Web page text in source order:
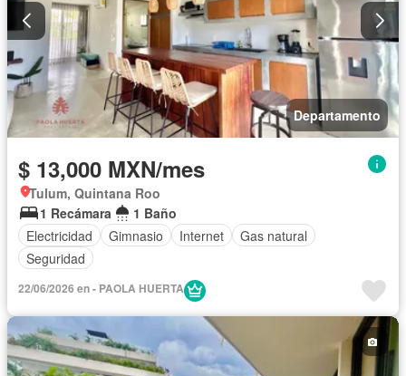
Departamento
$ 13,000 MXN/mes
Tulum, Quintana Roo
1 Recámara
1 Baño
Electricidad
Gimnasio Internet
Gas natural
Seguridad
22/06/2026 en - PAOLA HUERTA